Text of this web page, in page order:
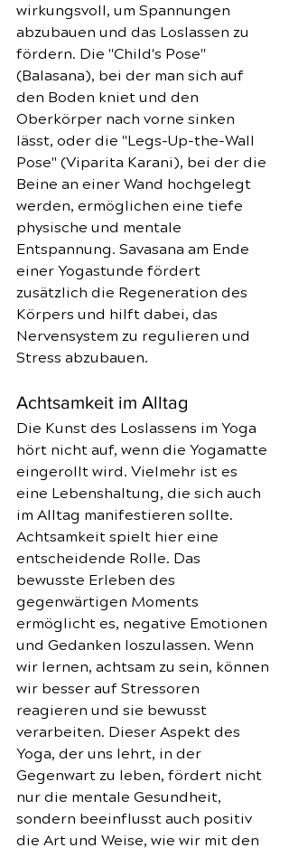
wirkungsvoll, um Spannungen
abzubauen und das Loslassen zu
fördern. Die "Child's Pose"
(Balasana), bei der man sich auf
den Boden kniet und den
Oberkörper nach vorne sinken
lässt, oder die "Legs-Up-the-Wall
Pose" (Viparita Karani), bei der die
Beine an einer Wand hochgelegt
werden, ermöglichen eine tiefe
physische und mentale
Entspannung. Savasana am Ende
einer Yogastunde fördert
zusätzlich die Regeneration des
Körpers und hilft dabei, das
Nervensystem zu regulieren und
Stress abzubauen.
Achtsamkeit im Alltag
Die Kunst des Loslassens im Yoga
hört nicht auf, wenn die Yogamatte
eingerollt wird. Vielmehr ist es
eine Lebenshaltung, die sich auch
im Alltag manifestieren sollte.
Achtsamkeit spielt hier eine
entscheidende Rolle. Das
bewusste Erleben des
gegenwärtigen Moments
ermöglicht es, negative Emotionen
und Gedanken loszulassen. Wenn
wir lernen, achtsam zu sein, können
wir besser auf Stressoren
reagieren und sie bewusst
verarbeiten. Dieser Aspekt des
Yoga, der uns lehrt, in der
Gegenwart zu leben, fördert nicht
nur die mentale Gesundheit,
sondern beeinflusst auch positiv
die Art und Weise, wie wir mit den